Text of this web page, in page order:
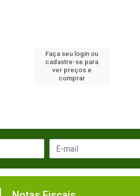
Faça seu login ou
cadastre-se para
ver preços e
comprar